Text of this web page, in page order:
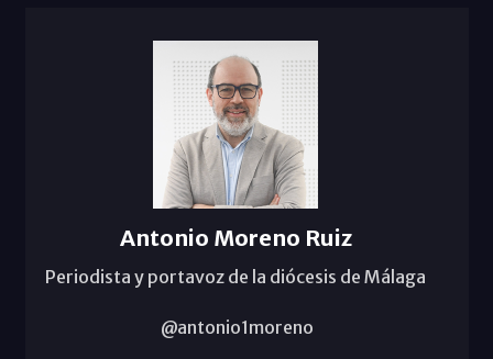
Antonio Moreno Ruiz
Periodista y portavoz de la diócesis de Málaga
@antonio1moreno